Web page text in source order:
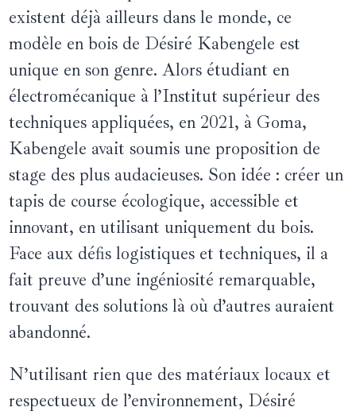
existent déjà ailleurs dans le monde, ce
modèle en bois de Désiré Kabengele est
unique en son genre. Alors étudiant en
électromécanique à l’Institut supérieur des
techniques appliquées, en 2021, à Goma,
Kabengele avait soumis une proposition de
stage des plus audacieuses. Son idée : créer un
tapis de course écologique, accessible et
innovant, en utilisant uniquement du bois.
Face aux défis logistiques et techniques, il a
fait preuve d’une ingéniosité remarquable,
trouvant des solutions là où d’autres auraient
abandonné.
N’utilisant rien que des matériaux locaux et
respectueux de l’environnement, Désiré